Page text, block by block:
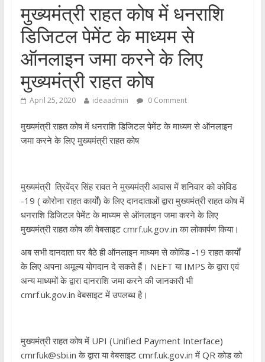
मुख्यमंत्री राहत कोष में धनराशि
डिजिटल पेमेंट के माध्यम से
ऑनलाइन जमा करने के लिए
मुख्यमंत्री राहत कोष
April 25, 2020 ideaadmin 0 Comment
मुख्यमंत्री राहत कोष में धनराशि डिजिटल पेमेंट के माध्यम से ऑनलाइन
जमा करने के लिए मुख्यमंत्री राहत कोष
मुख्यमंत्री त्रिवेंद्र सिंह रावत ने मुख्यमंत्री आवास में शनिवार को कोविड
-19 ( कोरोना राहत कार्यों) के लिए दानदाताओं द्वारा मुख्यमंत्री राहत कोष में
धनराशि डिजिटल पेमेंट के माध्यम से ऑनलाइन जमा करने के लिए
मुख्यमंत्री राहत कोष की वेबसाइट cmrf.uk.gov.in का लोकार्पण किया।
अब सभी दानदाता घर बैठे ही ऑनलाइन माध्यम से कोविड -19 राहत कार्यों
के लिए अपना अमूल्य योगदान दे सकते हैं। NEFT या IMPS के द्वारा एवं
अन्य माध्यमों के द्वारा दानराशि जमा करने की जानकारी भी
cmrf.uk.gov.in वेबसाइट में उपलब्ध है।
मुख्यमंत्री राहत कोष में UPI (Unified Payment Interface)
cmrfuk@sbi.in के द्वारा या वेबसाइट cmrf.uk.gov.in में QR कोड को